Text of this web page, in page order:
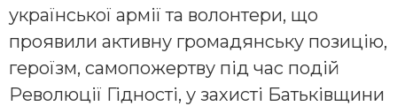
української армії та волонтери, що
проявили активну громадянську позицію,
героїзм, самопожертву під час подій
Революції Гідності, у захисті Батьківщини